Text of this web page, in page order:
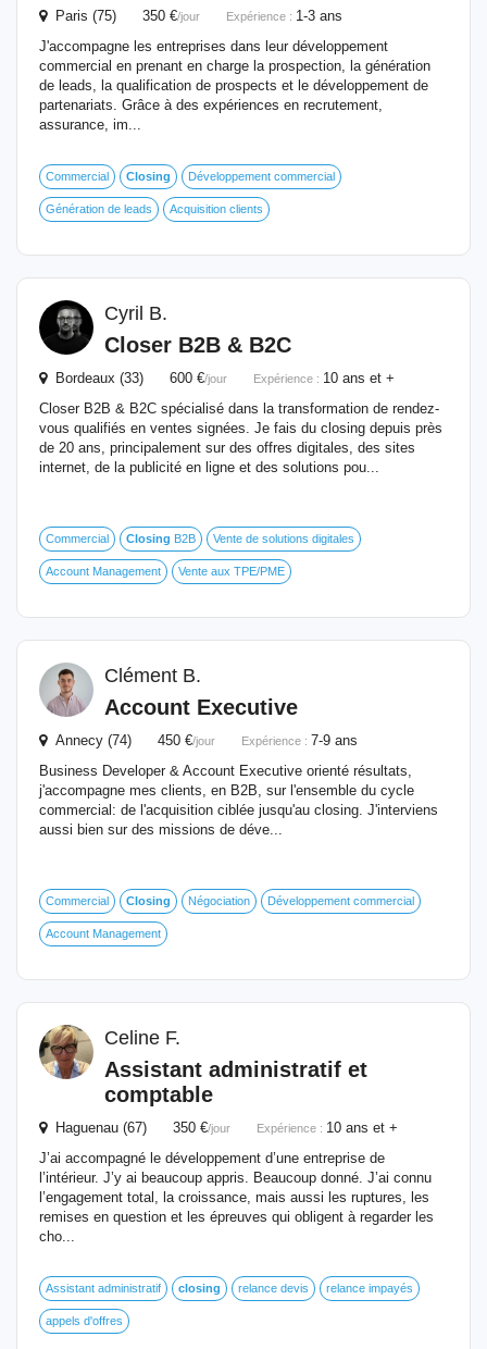
Paris (75) 350 €/jour Expérience : 1-3 ans
J'accompagne les entreprises dans leur développement
commercial en prenant en charge la prospection, la génération
de leads, la qualification de prospects et le développement de
partenariats. Grâce à des expériences en recrutement,
assurance, im...
Commercial Closing Développement commercial
Génération de leads Acquisition clients
Cyril B.
Closer B2B & B2C
Bordeaux (33) 600 €/jour Expérience : 10 ans et +
Closer B2B & B2C spécialisé dans la transformation de rendez-
vous qualifiés en ventes signées. Je fais du closing depuis près
de 20 ans, principalement sur des offres digitales, des sites
internet, de la publicité en ligne et des solutions pou...
Commercial Closing B2B Vente de solutions digitales
Account Management Vente aux TPE/PME
Clément B.
Account Executive
Annecy (74) 450 €/jour Expérience : 7-9 ans
Business Developer & Account Executive orienté résultats,
j'accompagne mes clients, en B2B, sur l'ensemble du cycle
commercial: de l'acquisition ciblée jusqu'au closing. J'interviens
aussi bien sur des missions de déve...
Commercial Closing Négociation Développement commercial
Account Management
Celine F.
Assistant administratif et
comptable
Haguenau (67) 350 €/jour Expérience : 10 ans et +
J’ai accompagné le développement d’une entreprise de
l’intérieur. J’y ai beaucoup appris. Beaucoup donné. J’ai connu
l’engagement total, la croissance, mais aussi les ruptures, les
remises en question et les épreuves qui obligent à regarder les
cho...
Assistant administratif closing relance devis relance impayés
appels d'offres